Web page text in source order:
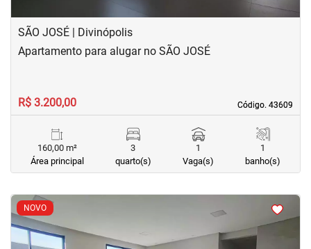
SÃO JOSÉ | Divinópolis
Código. 43609
Código. 43609
Apartamento para alugar no SÃO JOSÉ
R$ 3.200,00
160,00 m²
Área principal
3
quarto(s)
1
Vaga(s)
1
banho(s)
NOVO
< <<<